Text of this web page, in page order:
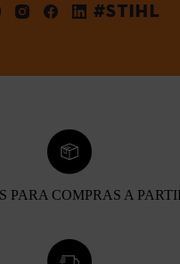
#STIHL
PARA COMPRAS A